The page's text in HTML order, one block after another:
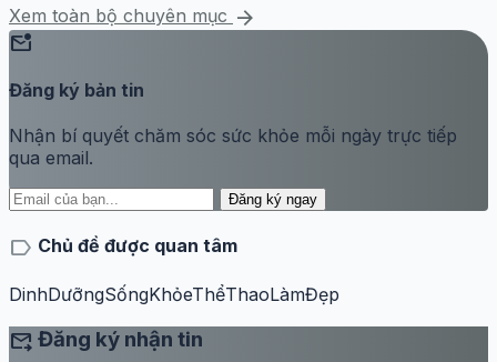
Xem toàn bộ chuyên mục arrow_forward
mark_email_unread
Đăng ký bản tin
Nhận bí quyết chăm sóc sức khỏe mỗi ngày trực tiếp
qua email.
Đăng ký ngay
label Chủ đề được quan tâm
DinhDưỡngSốngKhỏeThểThaoLàmĐẹp
forward_to_inbox Đăng ký nhận tin